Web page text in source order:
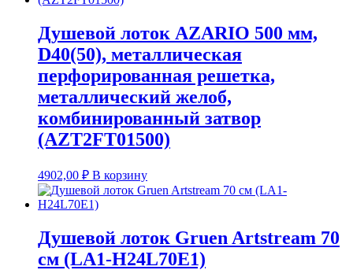
Душевой лоток AZARIO 500 мм,
D40(50), металлическая
перфорированная решетка,
металлический желоб,
комбинированный затвор
(AZT2FT01500)
4902,00 ₽ В корзину
Душевой лоток Gruen Artstream 70
см (LA1-H24L70E1)